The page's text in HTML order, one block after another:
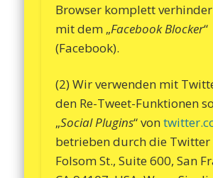
Browser komplett
mit dem „Facebook Blocker“
(Facebook).
(2) Wir verwenden mit
den Re-Tweet-Funktionen
„Social Plugins“ von
betrieben durch die Twitter
Folsom St., Suite 600, San